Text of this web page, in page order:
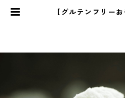
【グルテンフリー